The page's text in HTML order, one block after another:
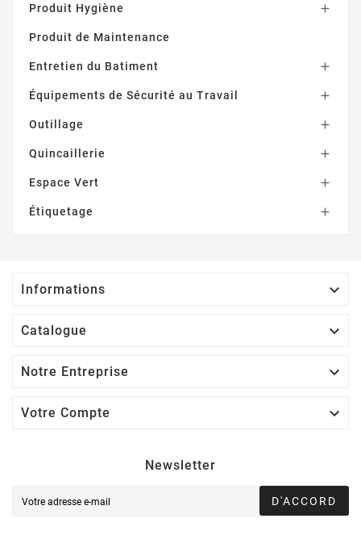
Produit Hygiène 
Produit de Maintenance
Entretien du Batiment 
Équipements de Sécurité au Travail 
Outillage 
Quincaillerie 
Espace Vert 
Étiquetage 
Informations 
Catalogue 
Notre Entreprise 
Votre Compte 
Newsletter
D'ACCORD